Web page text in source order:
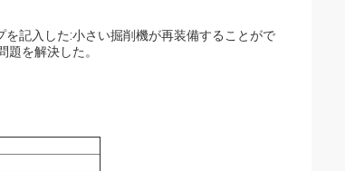
記入した:小さい掘削機が再装備することがで
を解決した。